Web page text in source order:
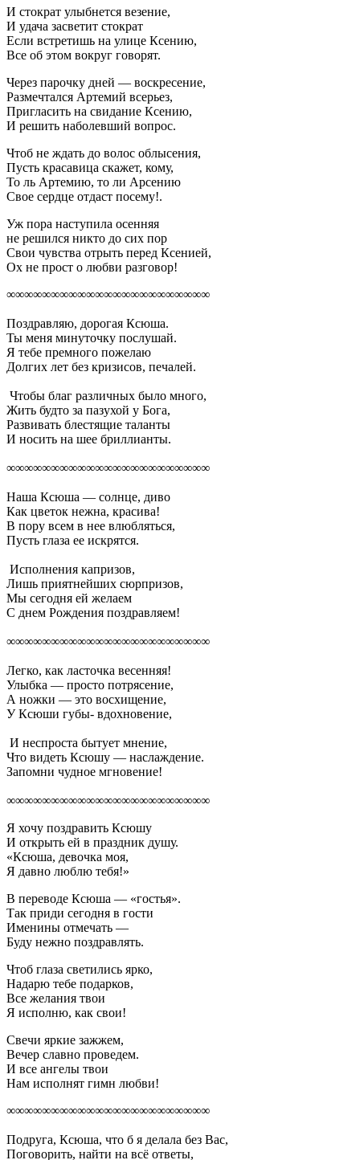
И стократ улыбнется везение,
И удача засветит стократ
Если встретишь на улице Ксению,
Все об этом вокруг говорят.
Через парочку дней — воскресение,
Размечтался Артемий всерьез,
Пригласить на свидание Ксению,
И решить наболевший вопрос.
Чтоб не ждать до волос облысения,
Пусть красавица скажет, кому,
То ль Артемию, то ли Арсению
Свое сердце отдаст посему!.
Уж пора наступила осенняя
не решился никто до сих пор
Свои чувства отрыть перед Ксенией,
Ох не прост о любви разговор!
∞∞∞∞∞∞∞∞∞∞∞∞∞∞∞∞∞∞∞∞∞∞∞
Поздравляю, дорогая Ксюша.
Ты меня минуточку послушай.
Я тебе премного пожелаю
Долгих лет без кризисов, печалей.
Чтобы благ различных было много,
Жить будто за пазухой у Бога,
Развивать блестящие таланты
И носить на шее бриллианты.
∞∞∞∞∞∞∞∞∞∞∞∞∞∞∞∞∞∞∞∞∞∞∞
Наша Ксюша — солнце, диво
Как цветок нежна, красива!
В пору всем в нее влюбляться,
Пусть глаза ее искрятся.
Исполнения капризов,
Лишь приятнейших сюрпризов,
Мы сегодня ей желаем
С днем Рождения поздравляем!
∞∞∞∞∞∞∞∞∞∞∞∞∞∞∞∞∞∞∞∞∞∞∞
Легко, как ласточка весенняя!
Улыбка — просто потрясение,
А ножки — это восхищение,
У Ксюши губы- вдохновение,
И неспроста бытует мнение,
Что видеть Ксюшу — наслаждение.
Запомни чудное мгновение!
∞∞∞∞∞∞∞∞∞∞∞∞∞∞∞∞∞∞∞∞∞∞∞
Я хочу поздравить Ксюшу
И открыть ей в праздник душу.
«Ксюша, девочка моя,
Я давно люблю тебя!»
В переводе Ксюша — «гостья».
Так приди сегодня в гости
Именины отмечать —
Буду нежно поздравлять.
Чтоб глаза светились ярко,
Надарю тебе подарков,
Все желания твои
Я исполню, как свои!
Свечи яркие зажжем,
Вечер славно проведем.
И все ангелы твои
Нам исполнят гимн любви!
∞∞∞∞∞∞∞∞∞∞∞∞∞∞∞∞∞∞∞∞∞∞∞
Подруга, Ксюша, что б я делала без Вас,
Поговорить, найти на всё ответы,